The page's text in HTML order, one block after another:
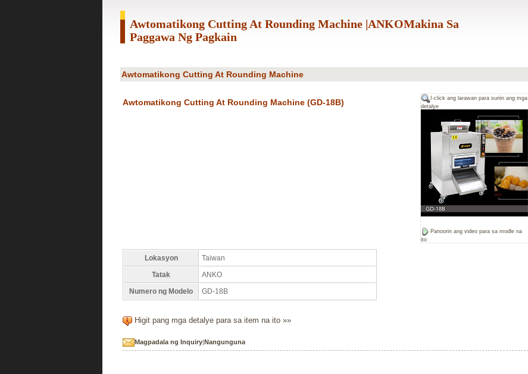
Awtomatikong Cutting At Rounding Machine |ANKOMakina Sa
Paggawa Ng Pagkain
Awtomatikong Cutting At Rounding Machine
I-click ang larawan para suriin ang mga
detalye
Panoorin ang video para sa modle na
ito
Awtomatikong Cutting At Rounding Machine (GD-18B)
Lokasyon
Taiwan
Tatak
ANKO
Numero ng Modelo
GD-18B
Higit pang mga detalye para sa item na ito »»
Magpadala ng Inquiry|Nangunguna